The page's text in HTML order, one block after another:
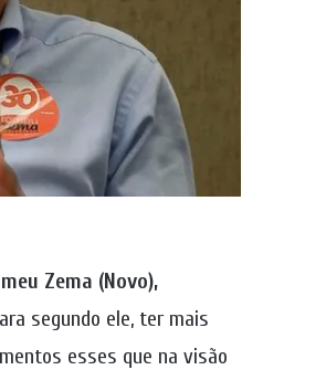
Zema (Novo),
segundo ele, ter mais
esses que na visão